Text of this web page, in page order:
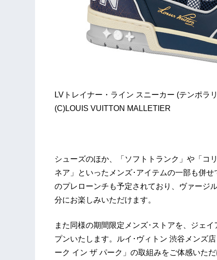
LVトレイナー・ライン スニーカー (テンポラ
(C)LOUIS VUITTON MALLETIER
シューズのほか、「ソフトトランク」や「コ
ネア」といったメンズ･アイテムの一部も併
のプレローンチも予定されており、ヴァージ
分にお楽しみいただけます。
また同様の期間限定メンズ･ストアを、ジェ
プンいたします。ルイ･ヴィトン 渋谷メンズ
ーク イン ザ パーク」の取組みをご体感いただ